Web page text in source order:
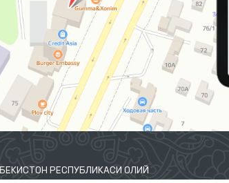
РЕСПУБЛИКАСИ ОЛИЙ